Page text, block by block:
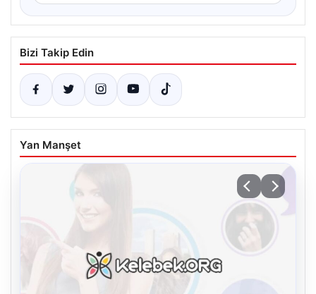
Bizi Takip Edin
Yan Manşet